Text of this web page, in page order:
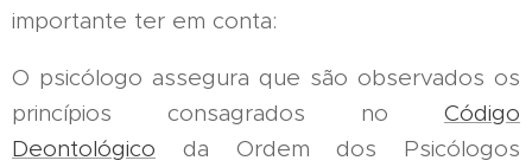
importante ter em conta:
O psicólogo assegura que são observados os
princípios consagrados no Código
Deontológico da Ordem dos Psicólogos